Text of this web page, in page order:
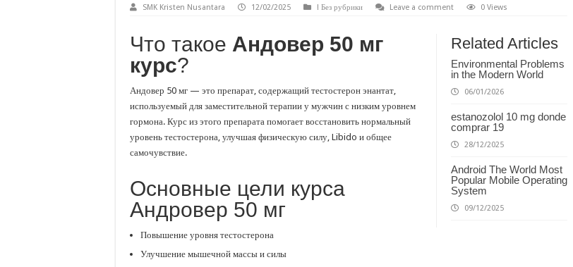
SMK Kristen Nusantara 12/02/2025 ! Без рубрики Leave a comment 0 Views
Related Articles
Environmental Problems
in the Modern World
06/01/2026
estanozolol 10 mg donde
comprar 19
28/12/2025
Android The World Most
Popular Mobile Operating
System
09/12/2025
Что такое Андовер 50 мг
курс?
Андовер 50 мг — это препарат, содержащий тестостерон энантат,
используемый для заместительной терапии у мужчин с низким уровнем
гормона. Курс из этого препарата помогает восстановить нормальный
уровень тестостерона, улучшая физическую силу, Libido и общее
самочувствие.
Основные цели курса
Андровер 50 мг
Повышение уровня тестостерона
Улучшение мышечной массы и силы